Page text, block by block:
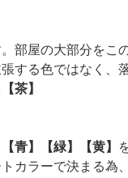
部屋の大部分をこ
する色ではなく、
茶】
【青】【緑】【黄】
カラーで決まる為